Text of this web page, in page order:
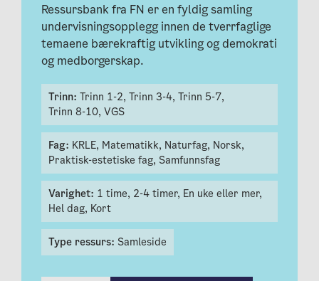
Ressursbank fra FN er en fyldig samling
undervisningsopplegg innen de tverrfaglige
temaene bærekraftig utvikling og demokrati
og medborgerskap.
Trinn: Trinn 1-2, Trinn 3-4, Trinn 5-7,
Trinn 8-10, VGS
Fag: KRLE, Matematikk, Naturfag, Norsk,
Praktisk-estetiske fag, Samfunnsfag
Varighet: 1 time, 2-4 timer, En uke eller mer,
Hel dag, Kort
Type ressurs: Samleside